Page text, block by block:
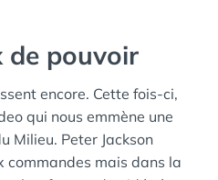
de pouvoir
encore. Cette fois-ci,
qui nous emmène une
Milieu. Peter Jackson
commandes mais dans la